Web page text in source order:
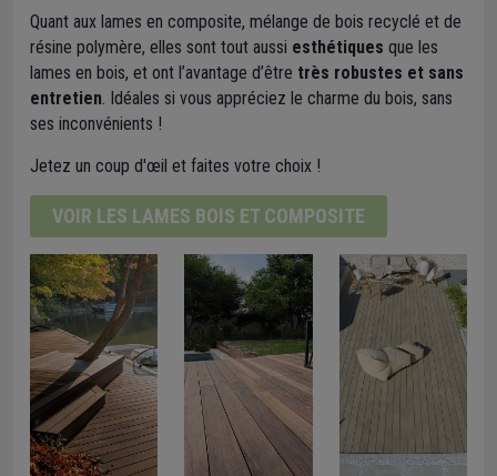
Quant aux lames en composite, mélange de bois recyclé et de
résine polymère, elles sont tout aussi esthétiques que les
lames en bois, et ont l’avantage d’être très robustes et sans
entretien. Idéales si vous appréciez le charme du bois, sans
ses inconvénients !
Jetez un coup d'œil et faites votre choix !
VOIR LES LAMES BOIS ET COMPOSITE